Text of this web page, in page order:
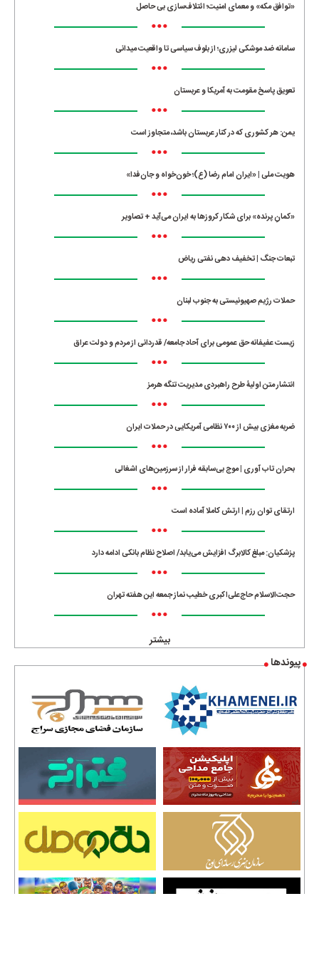
«توافق مکه» و معمای امنیت؛ ائتلاف‌سازی بی حاصل
•••
سامانه ضد موشکی لیزری؛ از بلوف سیاسی تا واقعیت میدانی
•••
تعویق پاسخ مقومت به آمریکا و عربستان
•••
یمن: هر کشوری که در کنار عربستان باشد، متجاوز است
•••
هویت ملی | «ایران امام رضا (ع)؛ خون‌خواه و جان‌فدا»
•••
«کمانِ پرنده» برای شکار کروزها به ایران می‌آید + تصاویر
•••
تبعات جنگ | تخفیف دهی نفتی ریاض
•••
حملات رژیم صهیونیستی به جنوب لبنان
•••
زیست عفیفانه حق عمومی برای آحاد جامعه/ قدردانی از مردم و دولت عراق
•••
انتشار متن اولیۀ طرح راهبردی مدیریت تنگه هرمز
•••
ضربه مغزی بیش از ۷۰۰ نظامی آمریکایی در حملات ایران
•••
بحران تاب آوری | موج بی‌سابقه فرار از سرزمین‌های اشغالی
•••
ارتقای توان رزم | ارتش کاملا آماده است
•••
پزشکیان: مبلغ کالابرگ افزایش می‌یابد/ اصلاح نظام بانکی ادامه دارد
•••
حجت‌الاسلام حاج‌علی‌اکبری خطیب نماز جمعه این هفته تهران
•••
بیشتر
پیوندها